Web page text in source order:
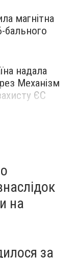
магнітна
бального
надала
Механізм
ЄС
на
за